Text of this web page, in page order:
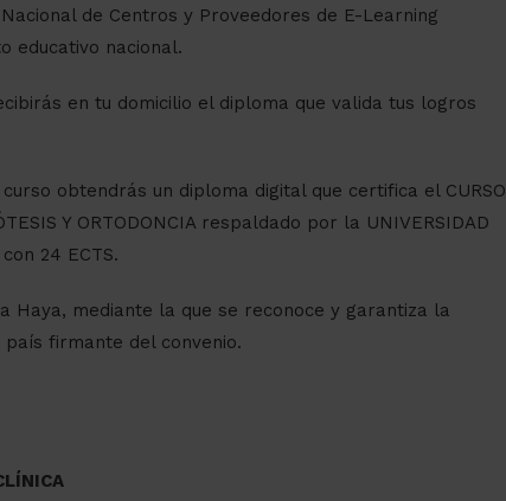
de Centros y Proveedores de E-Learning
educativo nacional.
en tu domicilio el diploma que valida tus logros
obtendrás un diploma digital que certifica el CURSO
Y ORTODONCIA respaldado por la UNIVERSIDAD
24 ECTS.
Haya, mediante la que se reconoce y garantiza la
firmante del convenio.